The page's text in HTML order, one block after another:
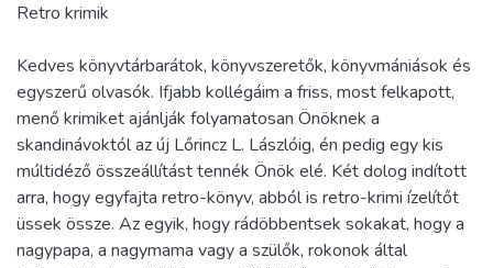
Retro krimik
Kedves könyvtárbarátok, könyvszeretők, könyvmániások és
egyszerű olvasók. Ifjabb kollégáim a friss, most felkapott,
menő krimiket ajánlják folyamatosan Önöknek a
skandinávoktól az új Lőrincz L. Lászlóig, én pedig egy kis
múltidéző összeállítást tennék Önök elé. Két dolog indított
arra, hogy egyfajta retro-könyv, abból is retro-krimi ízelítőt
üssek össze. Az egyik, hogy rádöbbentsek sokakat, hogy a
nagypapa, a nagymama vagy a szülők, rokonok által